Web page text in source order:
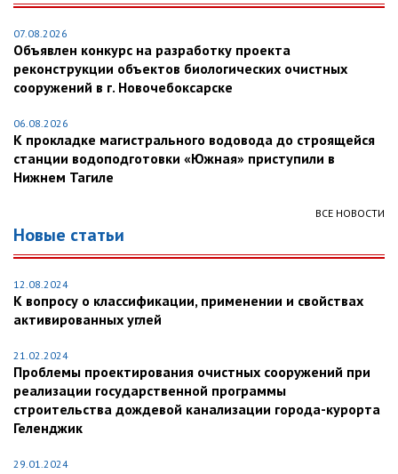
07.08.2026
Объявлен конкурс на разработку проекта
реконструкции объектов биологических очистных
сооружений в г. Новочебоксарске
06.08.2026
К прокладке магистрального водовода до строящейся
станции водоподготовки «Южная» приступили в
Нижнем Тагиле
ВСЕ НОВОСТИ
Новые статьи
12.08.2024
К вопросу о классификации, применении и свойствах
активированных углей
21.02.2024
Проблемы проектирования очистных сооружений при
реализации государственной программы
строительства дождевой канализации города-курорта
Геленджик
29.01.2024